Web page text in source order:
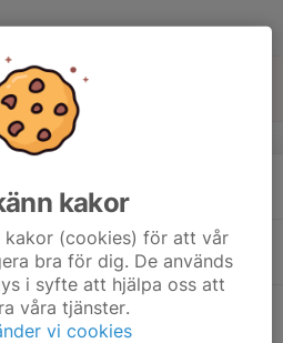
v.34
kakor
kakor (cookies) för att vår
bra för dig. De används
i syfte att hjälpa oss att
våra tjänster.
vi cookies